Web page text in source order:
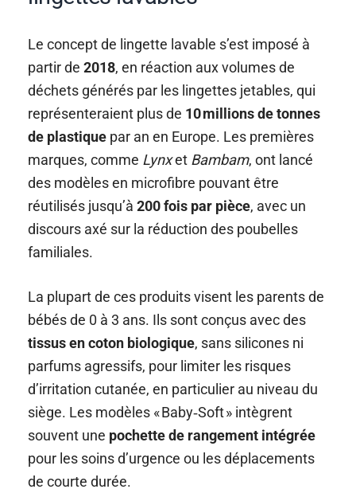
Le concept de lingette lavable s’est imposé à
partir de2018, en réaction aux volumes de
déchets générés par les lingettes jetables, qui
représenteraient plus de 10 millions de tonnes
de plastique par an en Europe. Les premières
marques, comme Lynxet Bambam, ont lancé
des modèles en microfibre pouvant être
réutilisés jusqu’à200 fois par pièce, avec un
discours axé sur la réduction des poubelles
familiales.
La plupart de ces produits visent les parents de
bébés de 0 à 3 ans. Ils sont conçus avec des
tissus en coton biologique, sans silicones ni
parfums agressifs, pour limiter les risques
d’irritation cutanée, en particulier au niveau du
siège. Les modèles « Baby‑Soft » intègrent
souvent une pochette de rangement intégrée
pour les soins d’urgence ou les déplacements
de courte durée.